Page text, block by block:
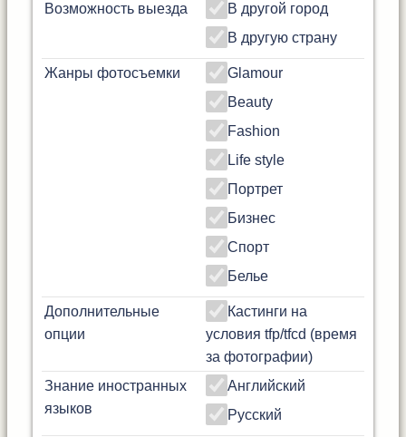
Возможность выезда
В другой город
В другую страну
Жанры фотосъемки
Glamour
Beauty
Fashion
Life style
Портрет
Бизнес
Спорт
Белье
Дополнительные
опции
Кастинги на
условия tfp/tfcd (время
за фотографии)
Знание иностранных
языков
Английский
Русский